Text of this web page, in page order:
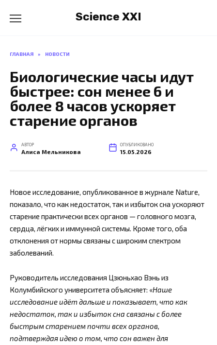
содержанию
Science XXI
ГЛАВНАЯ » НОВОСТИ
Биологические часы идут
быстрее: сон менее 6 и
более 8 часов ускоряет
старение органов
АВТОР
Алиса Мельникова
ОПУБЛИКОВАНО
15.05.2026
Новое исследование, опубликованное в журнале Nature,
показало, что как недостаток, так и избыток сна ускоряют
старение практически всех органов — головного мозга,
сердца, лёгких и иммунной системы. Кроме того, оба
отклонения от нормы связаны с широким спектром
заболеваний.
Руководитель исследования Цзюньхао Вэнь из
Колумбийского университета объясняет: «Наше
исследование идёт дальше и показывает, что как
недостаток, так и избыток сна связаны с более
быстрым старением почти всех органов,
подтверждая идею о том, что сон важен для